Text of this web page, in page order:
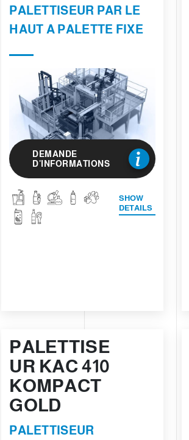
PALETTISEUR PAR LE
HAUT A PALETTE FIXE
DEMANDE
D'INFORMATIONS
SHOW
DETAILS
PALETTISE
UR KAC 410
KOMPACT
GOLD
PALETTISEUR